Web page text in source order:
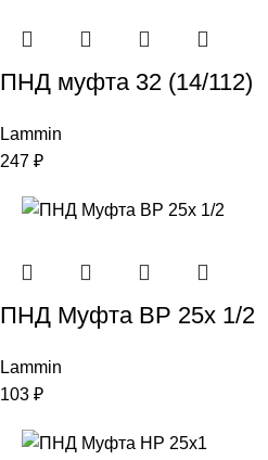
ПНД муфта 32 (14/112)
Lammin
247 ₽
ПНД Муфта ВР 25х 1/2
Lammin
103 ₽